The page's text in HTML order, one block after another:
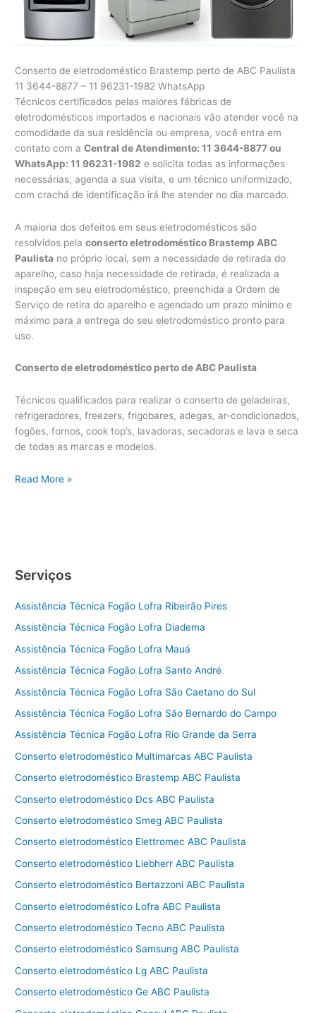
Conserto de eletrodoméstico Brastemp perto de ABC Paulista
11 3644-8877 – 11 96231-1982 WhatsApp
Técnicos certificados pelas maiores fábricas de
eletrodomésticos importados e nacionais vão atender você na
comodidade da sua residência ou empresa, você entra em
contato com aCentral de Atendimento: 11 3644-8877 ou
WhatsApp: 11 96231-1982 e solicita todas as informações
necessárias, agenda a sua visita, e um técnico uniformizado,
com crachá de identificação irá lhe atender no dia marcado.
A maioria dos defeitos em seus eletrodomésticos são
resolvidos pelaconserto eletrodoméstico Brastemp ABC
Paulista no próprio local, sem a necessidade de retirada do
aparelho, caso haja necessidade de retirada, é realizada a
inspeção em seu eletrodoméstico, preenchida a Ordem de
Serviço de retira do aparelho e agendado um prazo minimo e
máximo para a entrega do seu eletrodoméstico pronto para
uso.
Conserto de eletrodoméstico perto de ABC Paulista
Técnicos qualificados para realizar o conserto de geladeiras,
refrigeradores, freezers, frigobares, adegas, ar-condicionados,
fogões, fornos, cook top’s, lavadoras, secadoras e lava e seca
de todas as marcas e modelos.
Conserto
Read More »
Serviços
Assistência Técnica Fogão Lofra Ribeirão Pires
Assistência Técnica Fogão Lofra Diadema
Assistência Técnica Fogão Lofra Mauá
Assistência Técnica Fogão Lofra Santo André
Assistência Técnica Fogão Lofra São Caetano do Sul
Assistência Técnica Fogão Lofra São Bernardo do Campo
Assistência Técnica Fogão Lofra Rio Grande da Serra
Conserto eletrodoméstico Multimarcas ABC Paulista
Conserto eletrodoméstico Brastemp ABC Paulista
Conserto eletrodoméstico Dcs ABC Paulista
Conserto eletrodoméstico Smeg ABC Paulista
Conserto eletrodoméstico Elettromec ABC Paulista
Conserto eletrodoméstico Liebherr ABC Paulista
Conserto eletrodoméstico Bertazzoni ABC Paulista
Conserto eletrodoméstico Lofra ABC Paulista
Conserto eletrodoméstico Tecno ABC Paulista
Conserto eletrodoméstico Samsung ABC Paulista
Conserto eletrodoméstico Lg ABC Paulista
Conserto eletrodoméstico Ge ABC Paulista